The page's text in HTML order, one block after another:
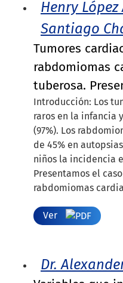
Henry López
Santiago
Tumores
rabdomiomas
tuberosa.
Introducción: Los
raros en la infancia
(97%). Los
de 45% en
niños la incidencia
Presentamos el
rabdomiomas
Ver
Dr.